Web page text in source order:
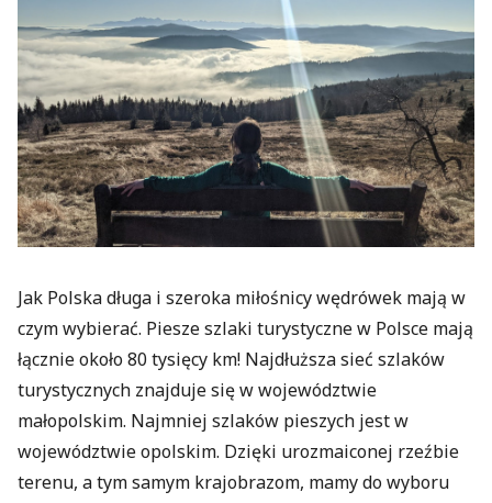
Jak Polska długa i szeroka miłośnicy wędrówek mają w
czym wybierać. Piesze szlaki turystyczne w Polsce mają
łącznie około 80 tysięcy km! Najdłuższa sieć szlaków
turystycznych znajduje się w województwie
małopolskim. Najmniej szlaków pieszych jest w
województwie opolskim. Dzięki urozmaiconej rzeźbie
terenu, a tym samym krajobrazom, mamy do wyboru